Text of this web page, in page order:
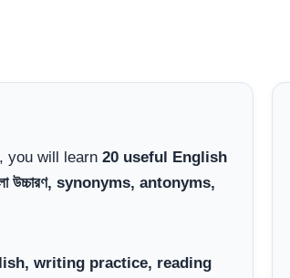
you will learn 20 useful English
synonyms, antonyms,
writing practice, reading